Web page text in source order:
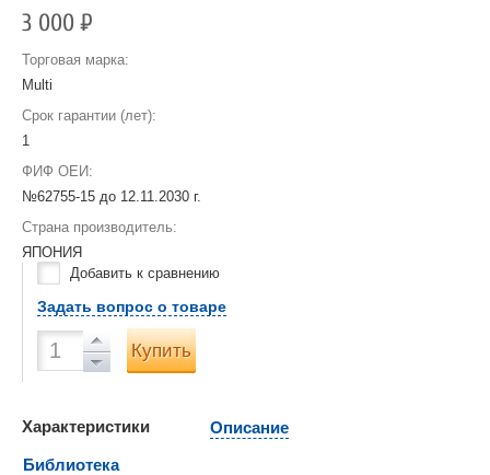
3 000Р
Торговая марка:
Multi
Срок гарантии (лет):
1
ФИФ ОЕИ:
№62755-15 до 12.11.2030 г.
Страна производитель:
ЯПОНИЯ
Добавить к сравнению
Задать вопрос о товаре
Купить
Характеристики
Описание
Библиотека